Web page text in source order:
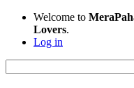
Welcome to
Lovers.
Log in